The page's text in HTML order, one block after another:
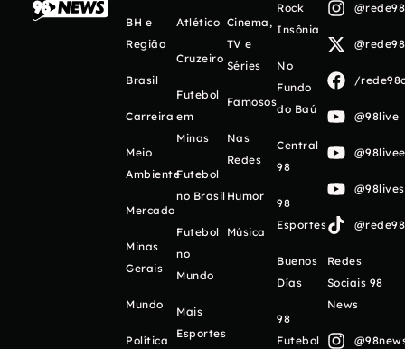
BH e
Região
Brasil
Carreira
Meio
Ambiente
Mercado
Minas
Gerais
Mundo
Política
Atlético
Cruzeiro
Futebol
em
Minas
Futebol
no Brasil
Futebol
no
Mundo
Mais
Esportes
Cinema,
TV e
Séries
Famosos
Nas
Redes
Humor
Música
Rock
Insônia
No
Fundo
do Baú
Central
98
98
Esportes
Buenos
Días
98
Futebol
/
@98live
Redes
Sociais 98
News